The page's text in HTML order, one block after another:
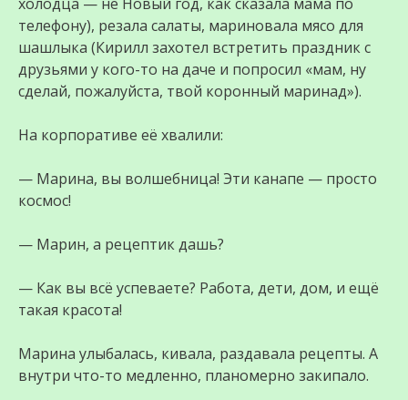
телефону), резала салаты, мариновала мясо для
шашлыка (Кирилл захотел встретить праздник с
друзьями у кого-то на даче и попросил «мам, ну
сделай, пожалуйста, твой коронный маринад»).
На корпоративе её хвалили:
— Марина, вы волшебница! Эти канапе — просто
космос!
— Марин, а рецептик дашь?
— Как вы всё успеваете? Работа, дети, дом, и ещё
такая красота!
Марина улыбалась, кивала, раздавала рецепты. А
внутри что-то медленно, планомерно закипало.